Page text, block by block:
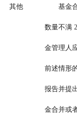
其他                  基金